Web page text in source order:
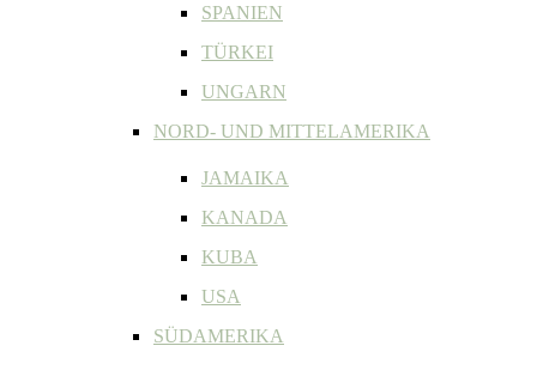
SPANIEN
TÜRKEI
UNGARN
NORD- UND MITTELAMERIKA
JAMAIKA
KANADA
KUBA
USA
SÜDAMERIKA